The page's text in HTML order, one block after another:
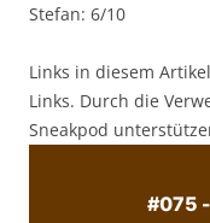
Stefan: 6/10
Links in diesem
Links. Durch die
Sneakpod